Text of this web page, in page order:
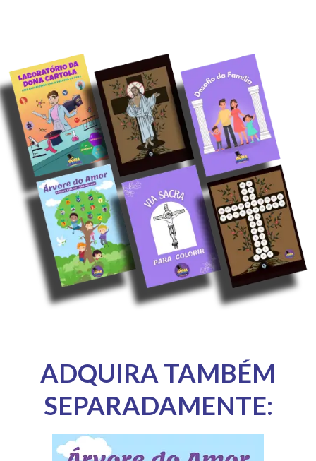
ADQUIRA TAMBÉM
SEPARADAMENTE: